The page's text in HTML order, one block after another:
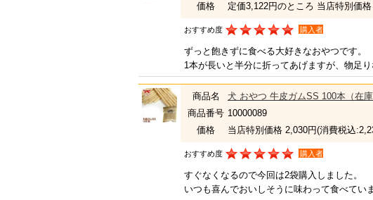
価格
定価3,122円のところ 当店特別価格
おすすめ度 購入者
ずっと飽きずに食べる大好きなおやつです。
1本が長いと半分に折ってあげますが、物足
商品名
犬 おやつ 牛皮ガムSS 100本（在
商品番号 10000089
価格
当店特別価格 2,030円(消費税込
おすすめ度 購入者
すぐなくなるので今回は2袋購入しました。
いつも喜んでおいしそうに味わって食べてい